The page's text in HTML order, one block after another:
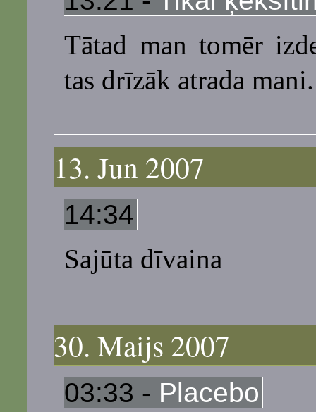
Tātad man tomēr
tas drīzāk atrada
13. Jun 2007
14:34
Sajūta dīvaina
30. Maijs 2007
03:33 - Placebo